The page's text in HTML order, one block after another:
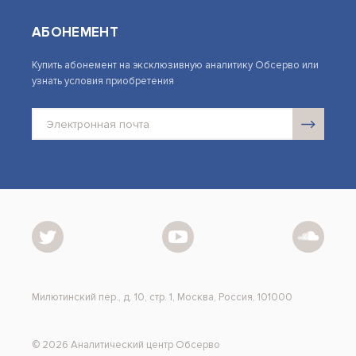
АБОНЕМЕНТ
Купить абонемент на эксклюзивную аналитику Обсерво или
узнать условия приобретения
Милютинский пер., д. 10, стр. 1, Москва, Россия, 101000
© 2026 Аналитический центр Обсерво